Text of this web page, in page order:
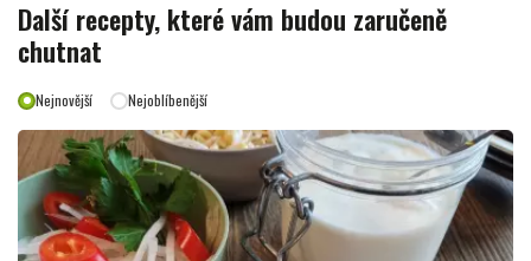
Další recepty, které vám budou zaručeně
chutnat
Nejnovější Nejoblíbenější